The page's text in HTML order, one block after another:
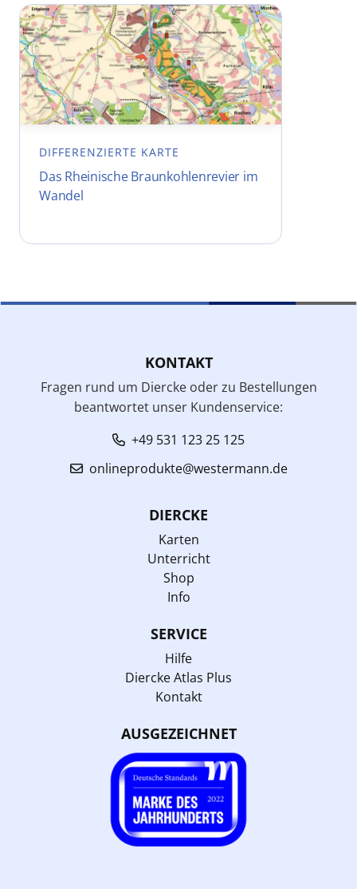
DIFFERENZIERTE KARTE
Das Rheinische Braunkohlenrevier im
Wandel
KONTAKT
Fragen rund um Diercke oder zu Bestellungen
beantwortet unser Kundenservice:
+49 531 123 25 125
onlineprodukte@westermann.de
DIERCKE
Karten
Unterricht
Shop
Info
SERVICE
Hilfe
Diercke Atlas Plus
Kontakt
AUSGEZEICHNET